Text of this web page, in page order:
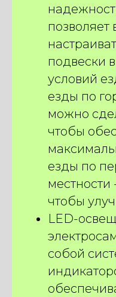
позволяет
подвески
условий
езды по
можно
чтобы
езды по
местности
чтобы
LED-
собой
И получите
на сумму
ПОДБЕРИТЕ
КОНКРЕТНО
ВСЕГО ЗА 2